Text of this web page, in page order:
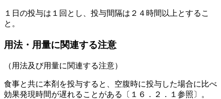
１日の投与は１回とし、投与間隔は２４時間以上とするこ
と。
用法・用量に関連する注意
（用法及び用量に関連する注意）
食事と共に本剤を投与すると、空腹時に投与した場合に比べ
効果発現時間が遅れることがある〔１６．２．１参照〕。